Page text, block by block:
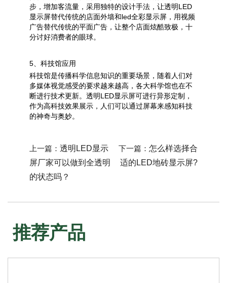
步，增加客流量，采用独特的设计手法，让透明LED
显示屏替代传统的店面外墙和led全彩显示屏，用视频
广告替代传统的平面广告，让整个店面炫酷致极，十
分讨好消费者的眼球。
5、科技馆应用
科技馆是传播科学信息知识的重要场景，随着人们对
多媒体视觉感受的要求越来越高，各大科学馆也在不
断进行技术更新。透明LED显示屏可进行异形定制，
作为高科技效果展示，人们可以通过屏幕来感知科技
的神奇与奥妙。
上一篇： 透明LED显示
屏厂家可以做到全透明
的状态吗？
下一篇： 怎么样选择合
适的LED地砖显示屏?
推荐产品